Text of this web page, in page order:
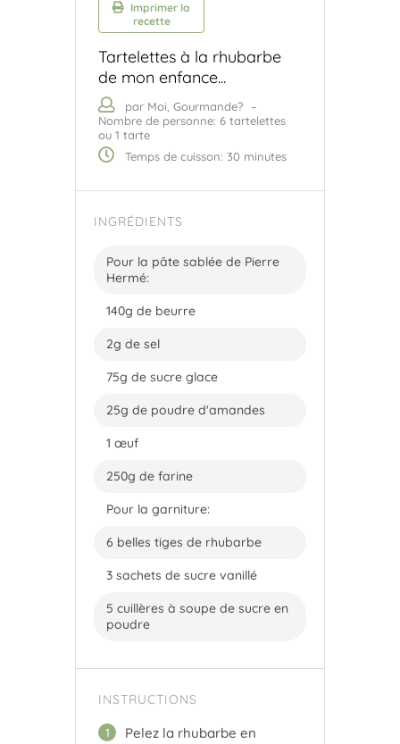
Imprimer la
recette
Tartelettes à la rhubarbe
de mon enfance...
par Moi, Gourmande?
–
Nombre de personne: 6 tartelettes
ou 1 tarte
Temps de cuisson: 30 minutes
INGRÉDIENTS
Pour la pâte sablée de Pierre
Hermé:
140g de beurre
2g de sel
75g de sucre glace
25g de poudre d'amandes
1 œuf
250g de farine
Pour la garniture:
6 belles tiges de rhubarbe
3 sachets de sucre vanillé
5 cuillères à soupe de sucre en
poudre
INSTRUCTIONS
1
Pelez la rhubarbe en